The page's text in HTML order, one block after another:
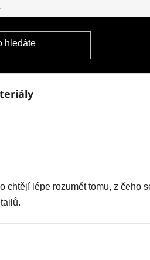
lépe rozumět tomu, z čeho